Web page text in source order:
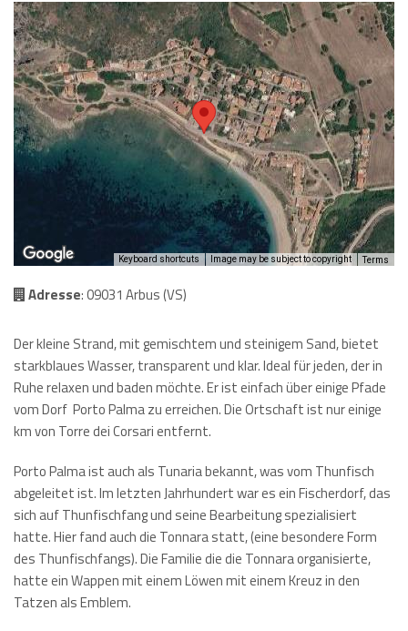
Keyboard shortcuts Image may be subject to copyright Terms
Adresse: 09031 Arbus (VS)
Der kleine Strand, mit gemischtem und steinigem Sand, bietet
starkblaues Wasser, transparent und klar. Ideal für jeden, der in
Ruhe relaxen und baden möchte. Er ist einfach über einige Pfade
vom Dorf Porto Palma zu erreichen. Die Ortschaft ist nur einige
km von Torre dei Corsari entfernt.
Porto Palma ist auch als Tunaria bekannt, was vom Thunfisch
abgeleitet ist. Im letzten Jahrhundert war es ein Fischerdorf, das
sich auf Thunfischfang und seine Bearbeitung spezialisiert
hatte. Hier fand auch die Tonnara statt, (eine besondere Form
des Thunfischfangs). Die Familie die die Tonnara organisierte,
hatte ein Wappen mit einem Löwen mit einem Kreuz in den
Tatzen als Emblem.